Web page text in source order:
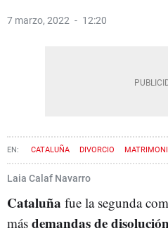
7 marzo, 2022 12:20
CATALUÑA DIVORCIO
SEPARACIÓN
Laia Calaf Navarro
Cataluña fue la segunda
más demandas de